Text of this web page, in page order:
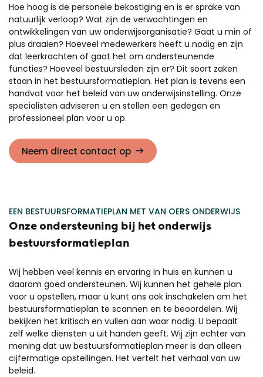
Hoe hoog is de personele bekostiging en is er sprake van
natuurlijk verloop? Wat zijn de verwachtingen en
ontwikkelingen van uw onderwijsorganisatie? Gaat u min of
plus draaien? Hoeveel medewerkers heeft u nodig en zijn
dat leerkrachten of gaat het om ondersteunende
functies? Hoeveel bestuursleden zijn er? Dit soort zaken
staan in het bestuursformatieplan. Het plan is tevens een
handvat voor het beleid van uw onderwijsinstelling. Onze
specialisten adviseren u en stellen een gedegen en
professioneel plan voor u op.
Neem direct contact op
EEN BESTUURSFORMATIEPLAN MET VAN OERS ONDERWIJS
Onze ondersteuning bij het onderwijs
bestuursformatieplan
Wij hebben veel kennis en ervaring in huis en kunnen u
daarom goed ondersteunen. Wij kunnen het gehele plan
voor u opstellen, maar u kunt ons ook inschakelen om het
bestuursformatieplan te scannen en te beoordelen. Wij
bekijken het kritisch en vullen aan waar nodig. U bepaalt
zelf welke diensten u uit handen geeft. Wij zijn echter van
mening dat uw bestuursformatieplan meer is dan alleen
cijfermatige opstellingen. Het vertelt het verhaal van uw
beleid.